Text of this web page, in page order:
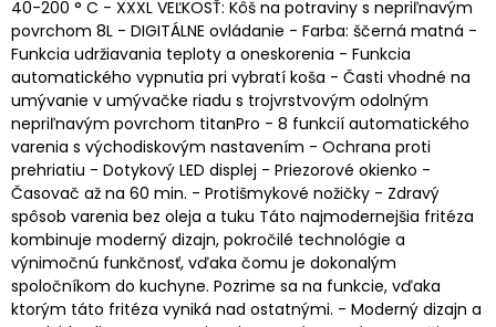
40-200 ° C - XXXL VEĽKOSŤ: Kôš na potraviny s nepriľnavým
povrchom 8L - DIGITÁLNE ovládanie - Farba: ščerná matná -
Funkcia udržiavania teploty a oneskorenia - Funkcia
automatického vypnutia pri vybratí koša - Časti vhodné na
umývanie v umývačke riadu s trojvrstvovým odolným
nepriľnavým povrchom titanPro - 8 funkcií automatického
varenia s východiskovým nastavením - Ochrana proti
prehriatiu - Dotykový LED displej - Priezorové okienko -
Časovač až na 60 min. - Protišmykové nožičky - Zdravý
spôsob varenia bez oleja a tuku Táto najmodernejšia fritéza
kombinuje moderný dizajn, pokročilé technológie a
výnimočnú funkčnosť, vďaka čomu je dokonalým
spoločníkom do kuchyne. Pozrime sa na funkcie, vďaka
ktorým táto fritéza vyniká nad ostatnými. - Moderný dizajn a